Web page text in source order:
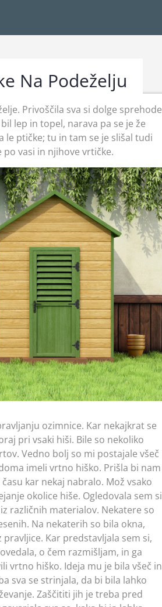
Na Podeželju
Privoščila sva si dolge sprehode
lep in topel, narava pa se je že
le ptičke; tu in tam se je slišal tudi
po vasi in njihove vrtičke.
ozimnice. Kar nekajkrat se
pri vsaki hiši. Bile so nekoliko
Vedno bolj so mi postajale všeč
imeli vrtno hiško. Prišla bi nam
kar nekaj nabralo. Mož vsako
okolice hiše. Ogledovala sem si
različnih materialov. Nekatere so
Na nekaterih so bila okna,
Kar predstavljala sem si,
o čem razmišljam, in ga
vrtno hiško. Ideja mu je bila všeč in
sva se strinjala, da bi bila lahko
Zaščititi jih je treba pred